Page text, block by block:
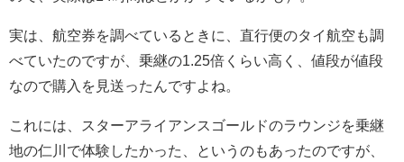
実は、航空券を調べているときに、直行便のタイ航空も調
べていたのですが、乗継の1.25倍くらい高く、値段が値段
なので購入を見送ったんですよね。
これには、スターアライアンスゴールドのラウンジを乗継
地の仁川で体験したかった、というのもあったのですが、